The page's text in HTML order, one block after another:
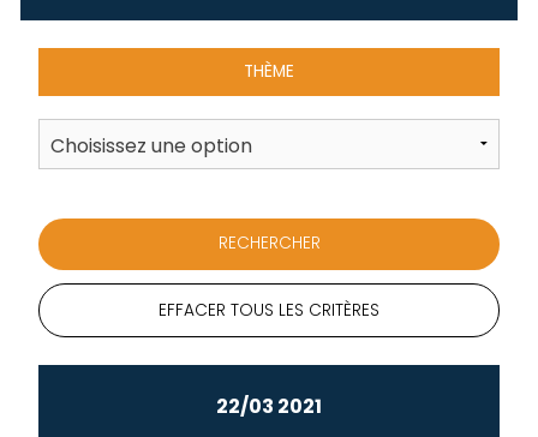
THÈME
EFFACER TOUS LES CRITÈRES
22/03 2021